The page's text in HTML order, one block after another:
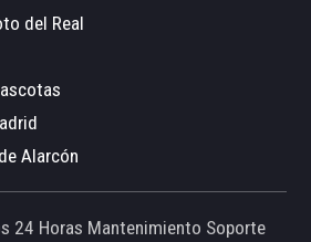
del Real
Alarcón
24 Horas Mantenimiento Soporte